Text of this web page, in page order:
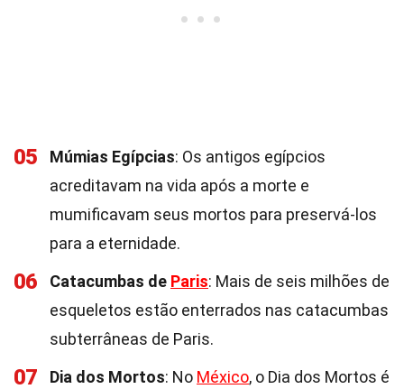
05 Múmias Egípcias: Os antigos egípcios
acreditavam na vida após a morte e
mumificavam seus mortos para preservá-los
para a eternidade.
06 Catacumbas de Paris: Mais de seis milhões de
esqueletos estão enterrados nas catacumbas
subterrâneas de Paris.
07 Dia dos Mortos: No México, o Dia dos Mortos é